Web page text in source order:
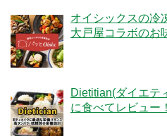
オイシックスの冷
大戸屋コラボのお
Dietitian(ダイエテ
に食べてレビュー